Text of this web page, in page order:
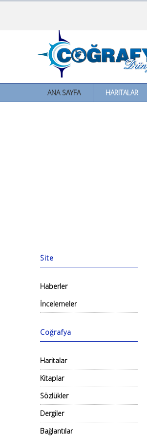
ANA SAYFA HARITALAR
Site
Haberler
İncelemeler
Coğrafya
Haritalar
Kitaplar
Sözlükler
Dergiler
Bağlantılar